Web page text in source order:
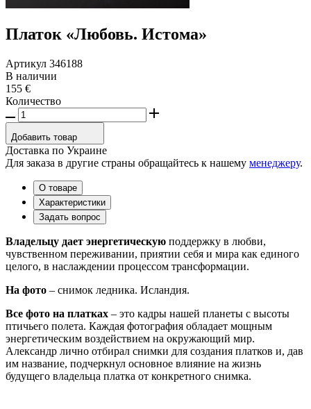
Платок «Любовь. Истома»
Артикул 346188
В наличии
155 €
Количество
Добавить товар
Доставка по Украине
Для заказа в другие страны обращайтесь к нашему менеджеру.
О товаре
Характеристики
Задать вопрос
Владельцу дает энергетическую поддержку в любви,
чувственном переживании, приятии себя и мира как единого
целого, в наслаждении процессом трансформации.
На фото – снимок ледника. Исландия.
Все фото на платках – это кадры нашей планеты с высоты
птичьего полета. Каждая фотография обладает мощным
энергетическим воздействием на окружающий мир.
Александр лично отбирал снимки для создания платков и, дав
им название, подчеркнул основное влияние на жизнь
будущего владельца платка от конкретного снимка.